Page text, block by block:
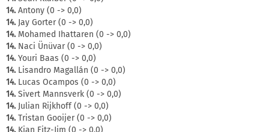
14.Antony (0 -> 0,0)
14.Jay Gorter (0 -> 0,0)
14.Mohamed Ihattaren (0 -> 0,0)
14.Naci Ünüvar (0 -> 0,0)
14.Youri Baas (0 -> 0,0)
14.Lisandro Magallán (0 -> 0,0)
14.Lucas Ocampos (0 -> 0,0)
14.Sivert Mannsverk (0 -> 0,0)
14.Julian Rijkhoff (0 -> 0,0)
14.Tristan Gooijer (0 -> 0,0)
14.Kian Fitz-Jim (0 -> 0,0)